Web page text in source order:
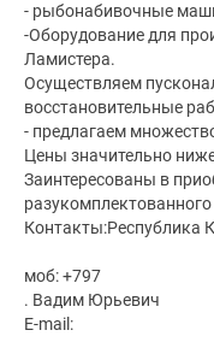
- рыбонабивочные
-Оборудование для
Ламистера.
Осуществляем
восстановительные
- предлагаем
Цены значительно
Заинтересованы в
Контакты:Республика
моб: +797
. Вадим Юрьевич
E-mail: